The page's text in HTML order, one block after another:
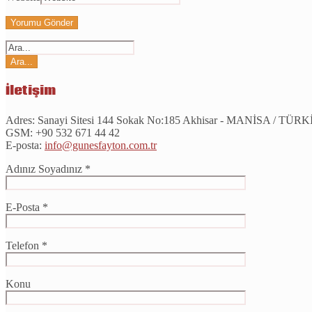
İletişim
Adres: Sanayi Sitesi 144 Sokak No:185 Akhisar - MANİSA /
GSM: +90 532 671 44 42
E-posta: info@gunesfayton.com.tr
Adınız Soyadınız *
E-Posta *
Telefon *
Konu